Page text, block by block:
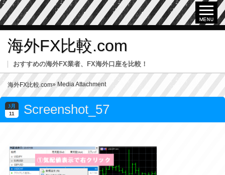
海外FX比較.com
おすすめの海外FX業者、FX海外口座を比較！
海外FX比較.com» Media Attachment
3月
11 Screenshot_57